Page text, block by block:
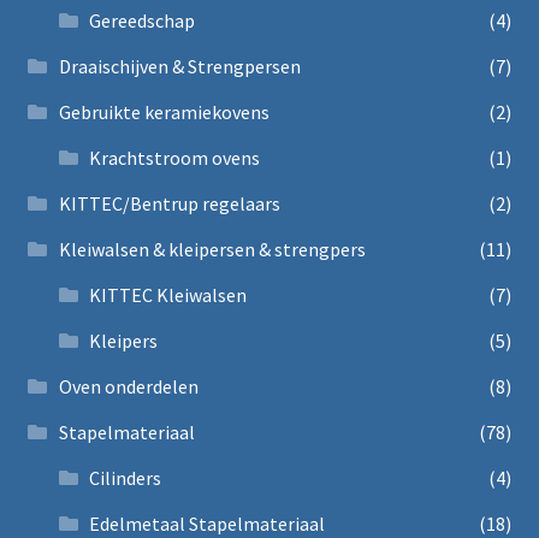
Gereedschap
(4)
Draaischijven & Strengpersen
(7)
Gebruikte keramiekovens
(2)
Krachtstroom ovens
(1)
KITTEC/Bentrup regelaars
(2)
Kleiwalsen & kleipersen & strengpers
(11)
KITTEC Kleiwalsen
(7)
Kleipers
(5)
Oven onderdelen
(8)
Stapelmateriaal
(78)
Cilinders
(4)
Edelmetaal Stapelmateriaal
(18)